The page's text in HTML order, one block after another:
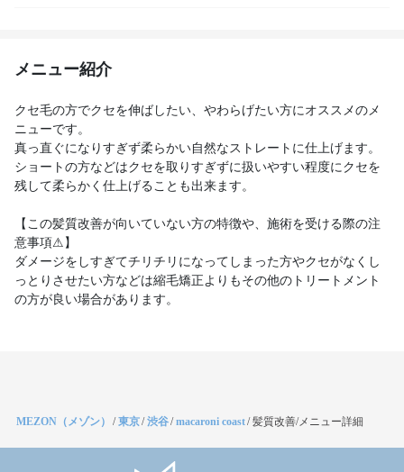
メニュー紹介
クセ毛の方でクセを伸ばしたい、やわらげたい方にオススメのメ
ニューです。
真っ直ぐになりすぎず柔らかい自然なストレートに仕上げます。
ショートの方などはクセを取りすぎずに扱いやすい程度にクセを
残して柔らかく仕上げることも出来ます。
【この髪質改善が向いていない方の特徴や、施術を受ける際の注
意事項⚠】
ダメージをしすぎてチリチリになってしまった方やクセがなくし
っとりさせたい方などは縮毛矯正よりもその他のトリートメント
の方が良い場合があります。
MEZON（メゾン） /東京/渋谷/macaroni coast/髪質改善/メニュー詳細